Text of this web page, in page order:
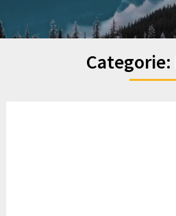
Categorie: